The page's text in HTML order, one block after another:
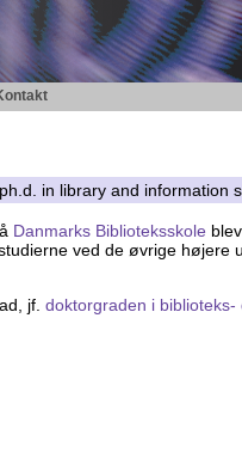
in library and information
Danmarks Biblioteksskole
ved de øvrige
jf. doktorgraden i